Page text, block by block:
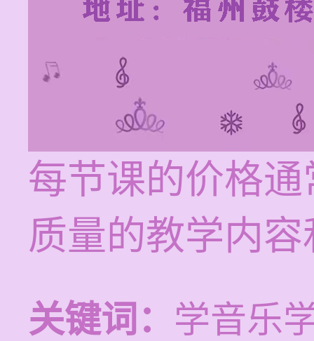
每节课的价格
质量的教学内
关键词： 学音乐